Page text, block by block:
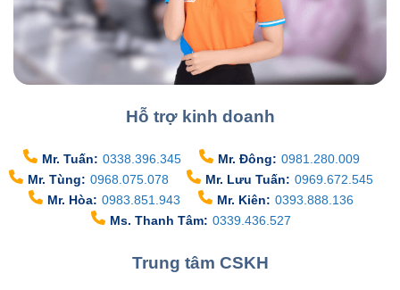
Hỗ trợ kinh doanh
Mr. Tuấn: 0338.396.345 Mr. Đông: 0981.280.009
Mr. Tùng: 0968.075.078 Mr. Lưu Tuấn: 0969.672.545
Mr. Hòa: 0983.851.943 Mr. Kiên: 0393.888.136
Ms. Thanh Tâm: 0339.436.527
Trung tâm CSKH